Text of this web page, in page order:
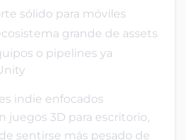
sólido para móviles
grande de assets
o pipelines ya
indie enfocados
juegos 3D para escritorio,
sentirse más pesado de